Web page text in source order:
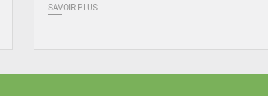
SAVOIR PLUS